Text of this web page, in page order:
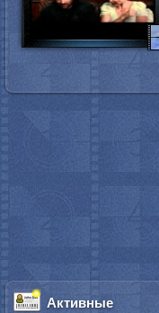
Активные